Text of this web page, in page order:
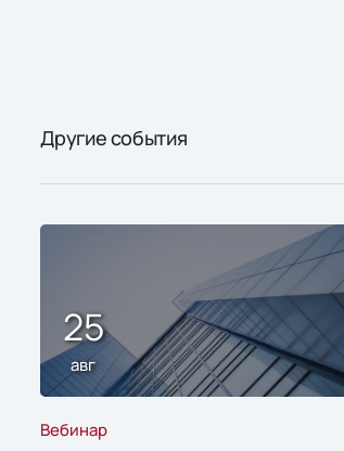
Другие события
25
авг
Вебинар